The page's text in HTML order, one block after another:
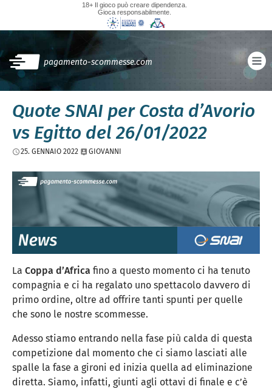
18+ Il gioco può creare dipendenza.
Gioca responsabilmente.
pagamento-scommesse.com
Quote SNAI per Costa d’Avorio
vs Egitto del 26/01/2022
25. GENNAIO 2022 GIOVANNI
La Coppa d’Africa fino a questo momento ci ha tenuto
compagnia e ci ha regalato uno spettacolo davvero di
primo ordine, oltre ad offrire tanti spunti per quelle
che sono le nostre scommesse.
Adesso stiamo entrando nella fase più calda di questa
competizione dal momento che ci siamo lasciati alle
spalle la fase a gironi ed inizia quella ad eliminazione
diretta. Siamo, infatti, giunti agli ottavi di finale e c’è